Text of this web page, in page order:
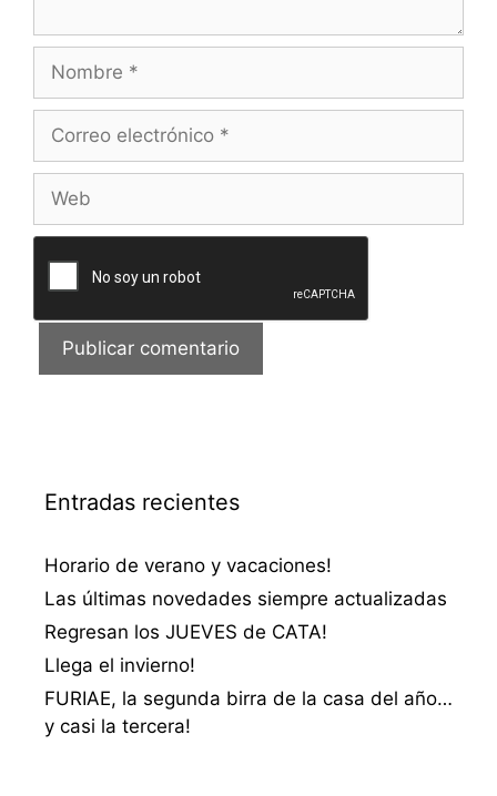
electrónico
Entradas recientes
Horario de verano y vacaciones!
Las últimas novedades siempre actualizadas
Regresan los JUEVES de CATA!
Llega el invierno!
FURIAE, la segunda birra de la casa del año…
y casi la tercera!